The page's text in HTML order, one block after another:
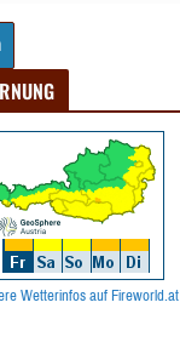
Wetterinfos auf Fireworld.at